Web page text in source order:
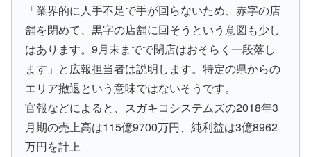
「業界的に人手不足で手が回らないため、赤字の店
舗を閉めて、黒字の店舗に回そうという意図も少し
はあります。9月末までで閉店はおそらく一段落し
ます」と広報担当者は説明します。特定の県からの
エリア撤退という意味ではないそうです。
官報などによると、スガキコシステムズの2018年3
月期の売上高は115億9700万円、純利益は3億8962
万円を計上